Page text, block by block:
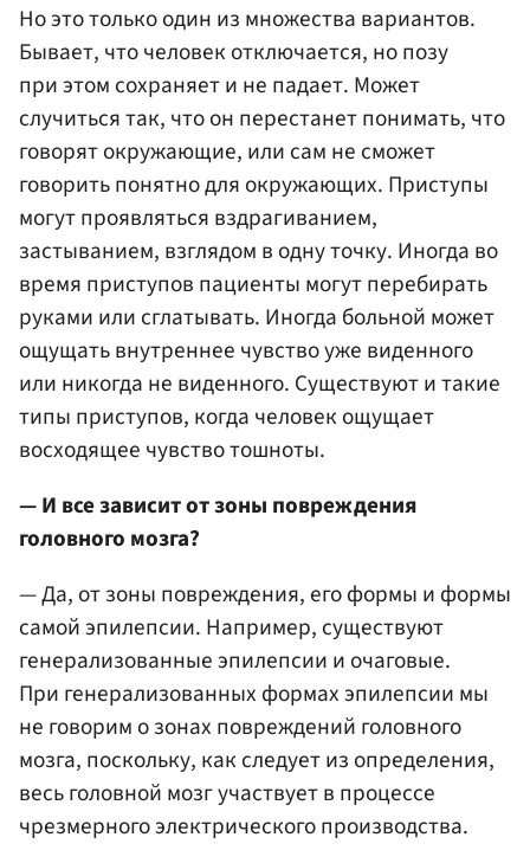
Но это только один из множества вариантов.
Бывает, что человек отключается, но позу
при этом сохраняет и не падает. Может
случиться так, что он перестанет понимать, что
говорят окружающие, или сам не сможет
говорить понятно для окружающих. Приступы
могут проявляться вздрагиванием,
застыванием, взглядом в одну точку. Иногда во
время приступов пациенты могут перебирать
руками или сглатывать. Иногда больной может
ощущать внутреннее чувство уже виденного
или никогда не виденного. Существуют и такие
типы приступов, когда человек ощущает
восходящее чувство тошноты.
— И все зависит от зоны повреждения
головного мозга?
— Да, от зоны повреждения, его формы и формы
самой эпилепсии. Например, существуют
генерализованные эпилепсии и очаговые.
При генерализованных формах эпилепсии мы
не говорим о зонах повреждений головного
мозга, поскольку, как следует из определения,
весь головной мозг участвует в процессе
чрезмерного электрического производства.